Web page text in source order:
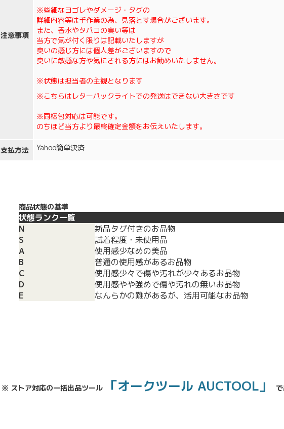
注意事項
※些細なヨゴレやダメージ・タグの
詳細内容等は手作業の為、見落とす場合がございます。
また、香水やタバコの臭い等は
当方で気が付く限りは記載いたしますが
臭いの感じ方には個人差がございますので
臭いに敏感な方や気にされる方にはお勧めいたしません。
※状態は担当者の主観となります
※こちらはレターパックライトでの発送はできない大きさです
※同梱包対応は可能です。
のちほど当方より最終確定金額をお伝えいたします。
支払方法 Yahoo簡単決済
商品状態の基準
状態ランク一覧
N
新品タグ付きのお品物
S
試着程度・未使用品
A
使用感少なめの美品
B
普通の使用感があるお品物
C
使用感少々で傷や汚れが少々あるお品物
D
使用感やや強めで傷や汚れの無いお品物
E
なんらかの難があるが、活用可能なお品物
※ ストア対応の一括出品ツール 「オークツール AUCTOOL」